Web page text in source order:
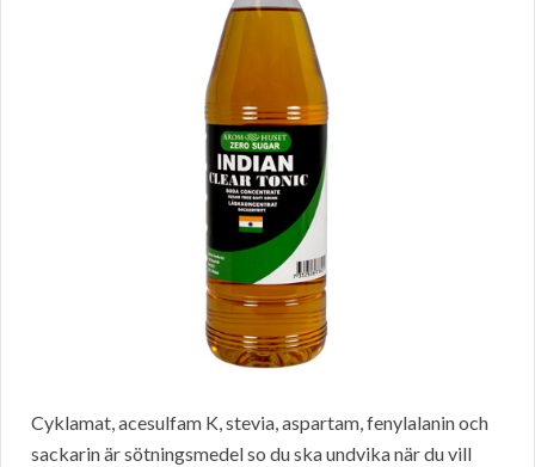
Cyklamat, acesulfam K, stevia, aspartam, fenylalanin och
sackarin är sötningsmedel so du ska undvika när du vill